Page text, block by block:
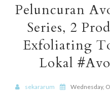
Peluncuran
Series, 2
Exfoliating
Lokal
sekararum Wednesday,